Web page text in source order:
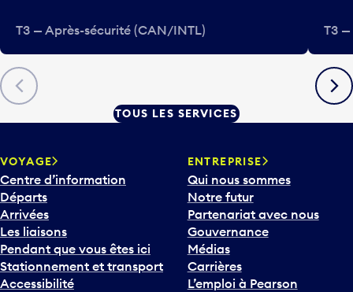
Précédent
T3 — Après-sécurité (CAN/INTL) T3
TOUS LES SERVICES
VOYAGE
Centre d’information
Départs
Arrivées
Les liaisons
Pendant que vous êtes ici
Stationnement et transport
Accessibilité
ENTREPRISE
Qui nous sommes
Notre futur
Partenariat avec nous
Gouvernance
Médias
Carrières
L’emploi à Pearson